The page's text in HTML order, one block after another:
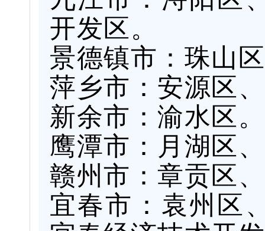
开发区。
景德镇市：珠山
萍乡市：安源区
新余市：渝水区。
鹰潭市：月湖区
赣州市：章贡区
宜春市：袁州区